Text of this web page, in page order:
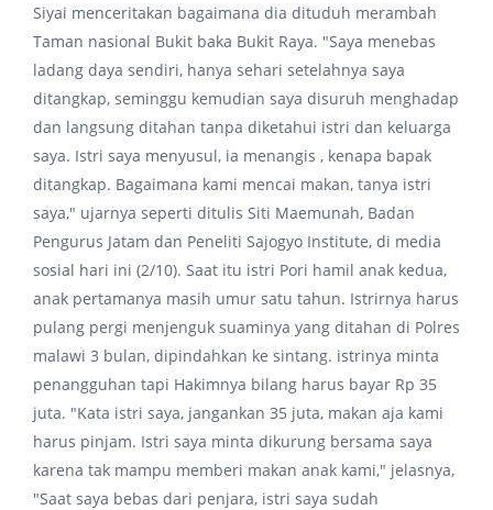
Siyai menceritakan bagaimana dia dituduh merambah
Taman nasional Bukit baka Bukit Raya. "Saya menebas
ladang daya sendiri, hanya sehari setelahnya saya
ditangkap, seminggu kemudian saya disuruh menghadap
dan langsung ditahan tanpa diketahui istri dan keluarga
saya. Istri saya menyusul, ia menangis , kenapa bapak
ditangkap. Bagaimana kami mencai makan, tanya istri
saya," ujarnya seperti ditulis Siti Maemunah, Badan
Pengurus Jatam dan Peneliti Sajogyo Institute, di media
sosial hari ini (2/10). Saat itu istri Pori hamil anak kedua,
anak pertamanya masih umur satu tahun. Istrirnya harus
pulang pergi menjenguk suaminya yang ditahan di Polres
malawi 3 bulan, dipindahkan ke sintang. istrinya minta
penangguhan tapi Hakimnya bilang harus bayar Rp 35
juta. "Kata istri saya, jangankan 35 juta, makan aja kami
harus pinjam. Istri saya minta dikurung bersama saya
karena tak mampu memberi makan anak kami," jelasnya,
"Saat saya bebas dari penjara, istri saya sudah